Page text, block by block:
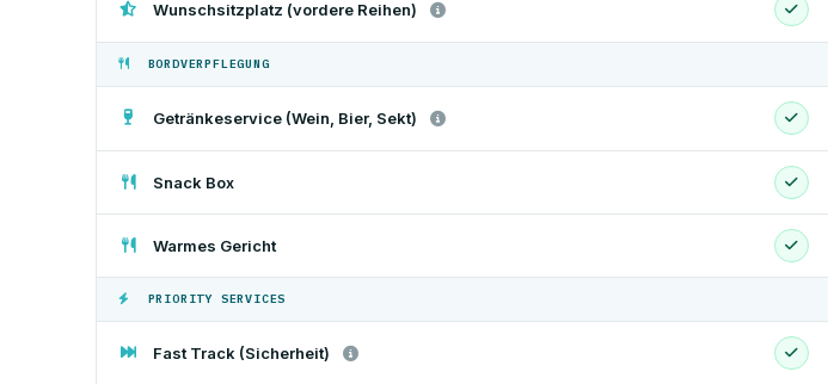
Wunschsitzplatz (vordere Reihen)
BORDVERPFLEGUNG
Getränkeservice (Wein, Bier, Sekt)
Snack Box
Warmes Gericht
PRIORITY SERVICES
Fast Track (Sicherheit)